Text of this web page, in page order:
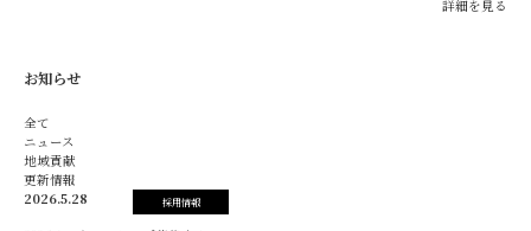
詳細を見る
お知らせ
全て
ニュース
地域貢献
更新情報
2026.5.28
採用情報